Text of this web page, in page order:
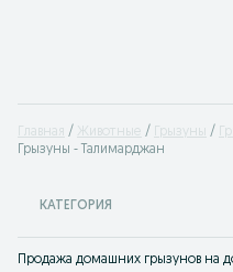
Главная Животные Грызуны
Грызуны - Талимарджан
КАТЕГОРИЯ
Продажа домашних грызунов на